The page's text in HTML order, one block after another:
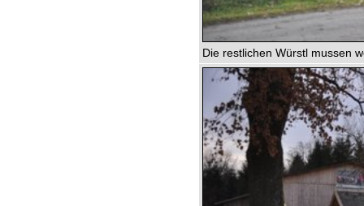
Die restlichen Würstl mussen